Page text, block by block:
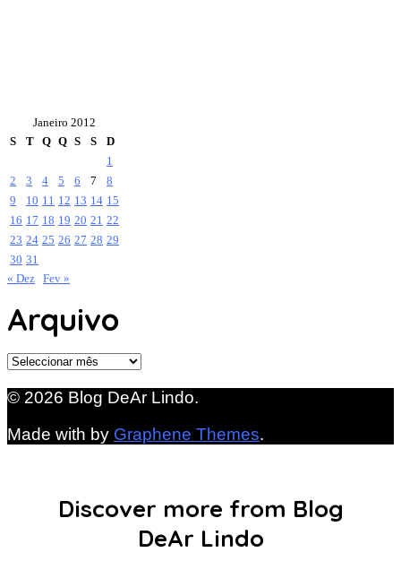
Janeiro 2012
S
T Q Q S S
D
1
2
3 4 5 6 7
8
9
10 11 12 13 14 15
16 17 18 19 20 21 22
23 24 25 26 27 28 29
30 31
« Dez Fev »
Arquivo
Arquivo
© 2026 Blog DeAr Lindo.
Made with by Graphene Themes.
Discover more from Blog
DeAr Lindo